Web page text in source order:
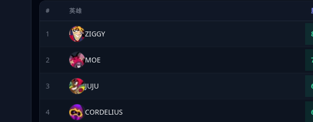
# 英雄
1 ZIGGY
2 MOE
3 JUJU
4 CORDELIUS